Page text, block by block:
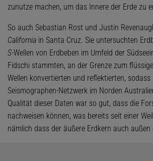
zunutze machen, um das Innere der Erde zu
So auch Sebastian Rost und Justin
California in Santa Cruz. Sie untersuchten
S-Wellen von Erdbeben im Umfeld der
Fidschi stammten, an der Grenze zum
Wellen konvertierten und reflektierten, sodass
Seismographen-Netzwerk im Norden
Qualität dieser Daten war so gut, dass die
nachweisen können, was bereits seit einer
nämlich dass der äußere Erdkern auch